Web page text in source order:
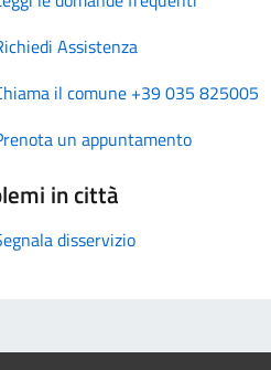
Assistenza
il comune +39 035 825005
un appuntamento
in città
disservizio